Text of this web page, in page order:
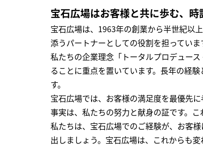
宝石広場はお客様と共に歩む、時
宝石広場は、1963年の創業から半世紀以
添うパートナーとしての役割を担っていま
私たちの企業理念「トータルプロデュー
ることに重点を置いています。長年の経
す。
宝石広場では、お客様の満足度を最優先
事実は、私たちの努力と献身の証です。
私たちは、宝石広場でのご経験が、お客
出しましょう。宝石広場は、これからも